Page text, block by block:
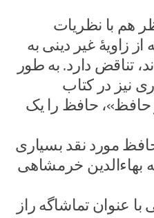
هم با نظریات
زاویهٔ غیر دینی به
تناقض دارد. به طور
نیز در کتاب
حافظ را یک
مورد نقد بسیاری
بهاءالدین خرمشاهی
عنوان تماشاگه راز